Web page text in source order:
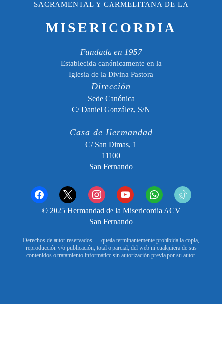
SACRAMENTAL Y CARMELITANA DE LA
MISERICORDIA
Fundada en 1957
Establecida canónicamente en la
Iglesia de la Divina Pastora
Dirección
Sede Canónica
C/ Daniel González, S/N
Casa de Hermandad
C/ San Dimas, 1
11100
San Fernando
facebook x instagramyoutube whatsapp tiktok2
© 2025 Hermandad de la Misericordia ACV
San Fernando
Derechos de autor reservados — queda terminantemente prohibida la copia,
reproducción y/o publicación, total o parcial, del web ni cualquiera de sus
contenidos o tratamiento informático sin autorización previa por su autor.